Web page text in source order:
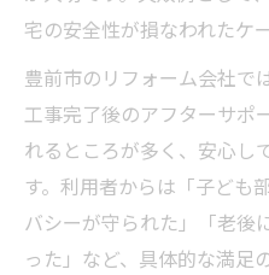
宅の安全性が損なわれたケ
豊前市のリフォーム会社で
工事完了後のアフターサポ
れるところが多く、安心し
す。利用者からは「子ども
バシーが守られた」「老後
った」など、具体的な満足